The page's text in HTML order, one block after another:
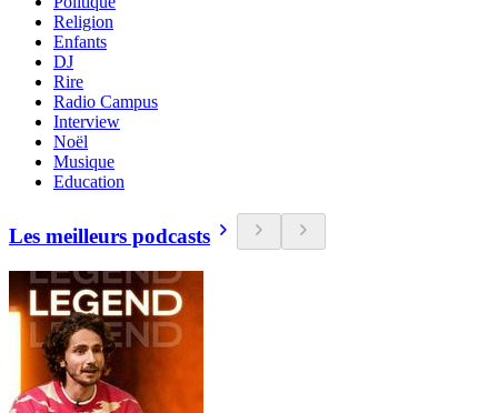
Religion
Enfants
DJ
Rire
Radio Campus
Interview
Noël
Musique
Education
Les meilleurs podcasts